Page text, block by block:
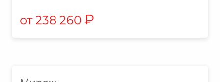
238 260 ₽